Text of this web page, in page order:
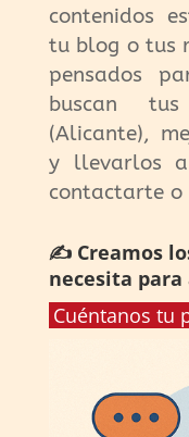
contenidos
tu blog o tus
pensados
buscan
(Alicante),
y llevarlos
contactarte o
✍️ Creamos
necesita
Cuéntanos tu